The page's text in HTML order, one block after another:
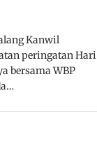
Kanwil
peringatan Hari
bersama WBP